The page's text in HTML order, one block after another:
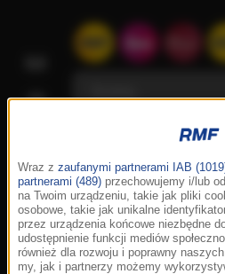
Wraz z zaufanymi partnerami IAB
partnerami (489) przechowujemy i/lub
na Twoim urządzeniu, takie jak pliki
osobowe, takie jak unikalne
przez urządzenia końcowe niezbędne
udostępnienie funkcji mediów
również dla rozwoju i poprawny
my, jak i partnerzy możemy